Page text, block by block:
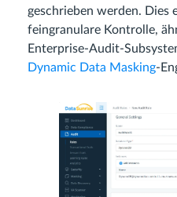
geschrieben werden. Dies
feingranulare Kontrolle,
Enterprise-Audit-
Dynamic Data Masking-